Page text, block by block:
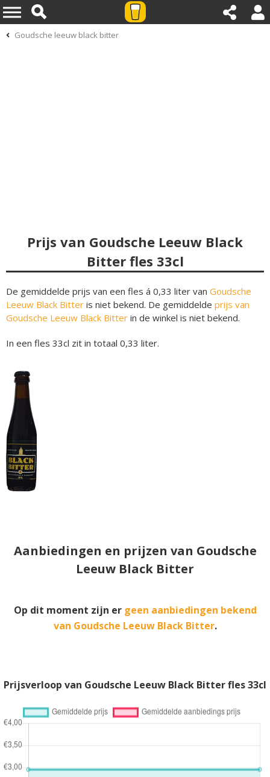
Goudsche leeuw black bitter
Prijs van Goudsche Leeuw Black
Bitter fles 33cl
De gemiddelde prijs van een fles á 0,33 liter van Goudsche
Leeuw Black Bitter is niet bekend. De gemiddelde prijs van
Goudsche Leeuw Black Bitter in de winkel is niet bekend.
In een fles 33cl zit in totaal 0,33 liter.
Aanbiedingen en prijzen van Goudsche
Leeuw Black Bitter
Op dit moment zijn er geen aanbiedingen bekend
van Goudsche Leeuw Black Bitter.
Prijsverloop van Goudsche Leeuw Black Bitter fles 33cl